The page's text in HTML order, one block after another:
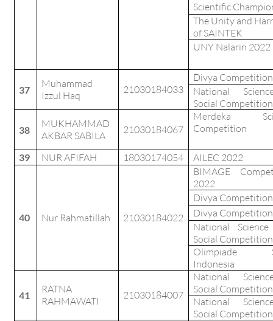
Scientific
The Unity and
of SAINTEK
UNY Nalarin 2022
37
Muhammad
Izzul Haq
21030184033
Divya
National
Social
38
MUKHAMMAD
AKBAR SABILA
21030184067
Merdeka
Competition
39 NUR AFIFAH 18030174054 AILEC 2022
40 Nur Rahmatillah 21030184022
BIMAGE
2022
Divya
Divya
National
Social
Olimpiade
Indonesia
41
RATNA
RAHMAWATI
21030184007
National
Social
National
Social